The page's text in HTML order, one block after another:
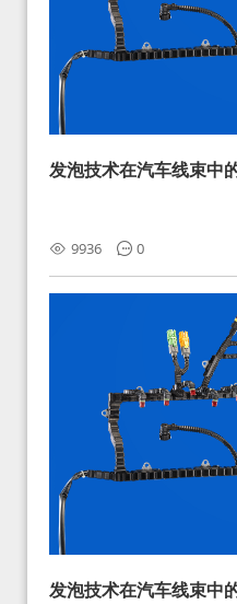
发泡技术在汽车线束中
9936 0
发泡技术在汽车线束中